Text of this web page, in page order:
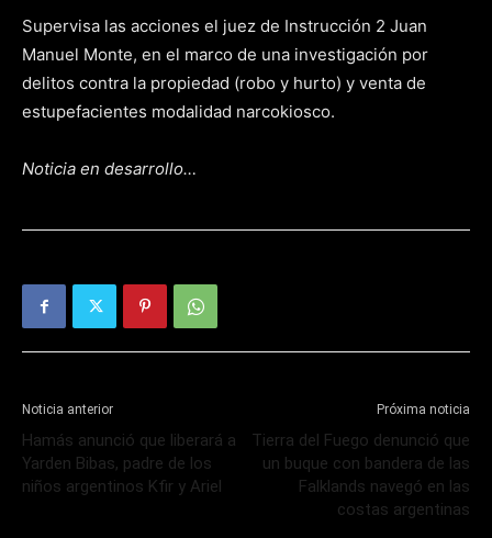
Supervisa las acciones el juez de Instrucción 2 Juan
Manuel Monte, en el marco de una investigación por
delitos contra la propiedad (robo y hurto) y venta de
estupefacientes modalidad narcokiosco.
Noticia en desarrollo…
Noticia anterior
Hamás anunció que liberará a
Yarden Bibas, padre de los
niños argentinos Kfir y Ariel
Próxima noticia
Tierra del Fuego denunció que
un buque con bandera de las
Falklands navegó en las
costas argentinas